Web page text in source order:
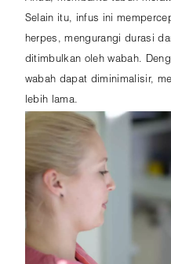
Selain itu, infus ini
herpes, mengurangi durasi
ditimbulkan oleh wabah.
wabah dapat diminimalisir,
lebih lama.